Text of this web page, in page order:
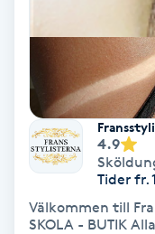
Föning
Gel naglar
Gelenaglar
4.9
Tider fr.
Välkommen till
SKOLA - BUTIK